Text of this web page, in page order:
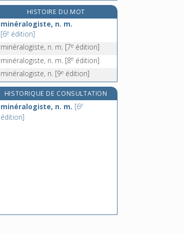
mineur, -eure [I], adj.
mineur [II], n. m.
mingrelet, adj.
mini-, préf.
miniature, n. f.
HISTOIRE DU MOT
minéralogiste, n. m.
[6e édition]
minéralogiste, n. m. [7e édition]
minéralogiste, n. m. [8e édition]
minéralogiste, n. [9e édition]
HISTORIQUE DE CONSULTATION
minéralogiste, n. m. [6e
édition]